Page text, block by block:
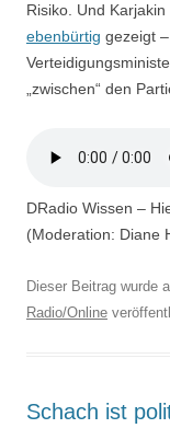
Risiko. Und
ebenbürtig gezeigt
„zwischen“ den
DRadio Wissen –
(Moderation: Diane
Dieser Beitrag wurde
Radio/Online
Schach ist